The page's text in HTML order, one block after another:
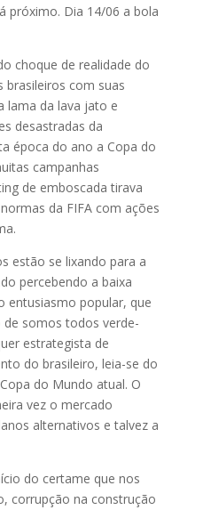
próximo. Dia 14/06 a bola
choque de realidade do
brasileiros com suas
lama da lava jato e
desastradas da
época do ano a Copa do
campanhas
de emboscada tirava
da FIFA com ações
estão se lixando para a
percebendo a baixa
entusiasmo popular, que
somos todos verde-
estrategista de
do brasileiro, leia-se do
do Mundo atual. O
vez o mercado
alternativos e talvez a
do certame que nos
corrupção na construção